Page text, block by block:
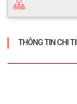
THÔNG TIN CHI